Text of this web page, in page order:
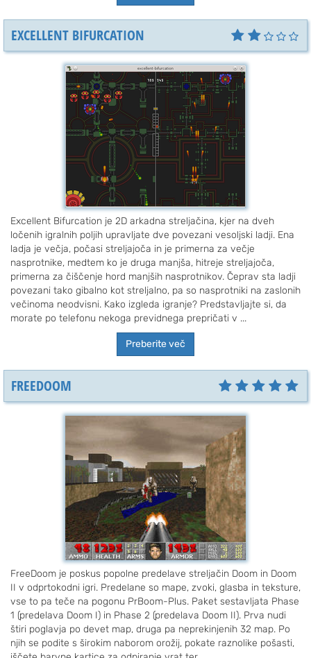
EXCELLENT BIFURCATION
Excellent Bifurcation je 2D arkadna streljačina, kjer na dveh
ločenih igralnih poljih upravljate dve povezani vesoljski ladji. Ena
ladja je večja, počasi streljajoča in je primerna za večje
nasprotnike, medtem ko je druga manjša, hitreje streljajoča,
primerna za čiščenje hord manjših nasprotnikov. Čeprav sta ladji
povezani tako gibalno kot streljalno, pa so nasprotniki na zaslonih
večinoma neodvisni. Kako izgleda igranje? Predstavljajte si, da
morate po telefonu nekoga previdnega prepričati v ...
Preberite več
FREEDOOM
FreeDoom je poskus popolne predelave streljačin Doom in Doom
II v odprtokodni igri. Predelane so mape, zvoki, glasba in teksture,
vse to pa teče na pogonu PrBoom-Plus. Paket sestavljata Phase
1 (predelava Doom I) in Phase 2 (predelava Doom II). Prva nudi
štiri poglavja po devet map, druga pa neprekinjenih 32 map. Po
njih se podite s širokim naborom orožij, pokate raznolike pošasti,